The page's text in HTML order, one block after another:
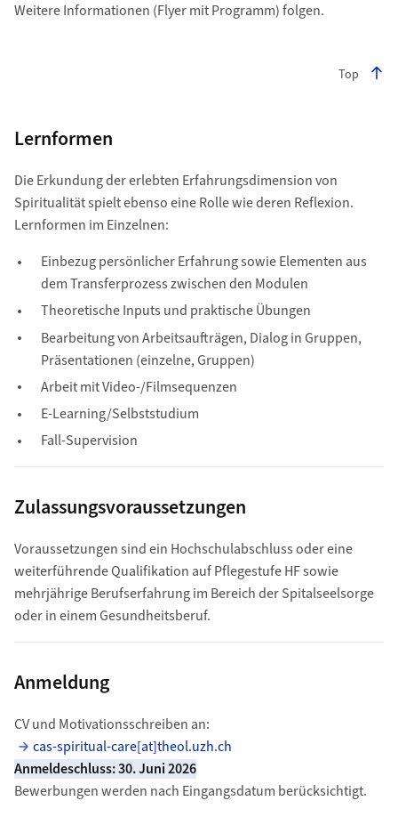
Weitere Informationen (Flyer mit Programm) folgen.
Top
Lernformen
Die Erkundung der erlebten Erfahrungsdimension von
Spiritualität spielt ebenso eine Rolle wie deren Reflexion.
Lernformen im Einzelnen:
Einbezug persönlicher Erfahrung sowie Elementen aus
dem Transferprozess zwischen den Modulen
Theoretische Inputs und praktische Übungen
Bearbeitung von Arbeitsaufträgen, Dialog in Gruppen,
Präsentationen (einzelne, Gruppen)
Arbeit mit Video-/Filmsequenzen
E-Learning/Selbststudium
Fall-Supervision
Zulassungsvoraussetzungen
Voraussetzungen sind ein Hochschulabschluss oder eine
weiterführende Qualifikation auf Pflegestufe HF sowie
mehrjährige Berufserfahrung im Bereich der Spitalseelsorge
oder in einem Gesundheitsberuf.
Anmeldung
CV und Motivationsschreiben an:
cas-spiritual-care[at]theol.uzh.ch
Anmeldeschluss: 30. Juni 2026
Bewerbungen werden nach Eingangsdatum berücksichtigt.